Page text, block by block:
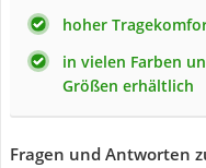
hoher
in vielen Farben
Größen erhältlich
Fragen und Antworten